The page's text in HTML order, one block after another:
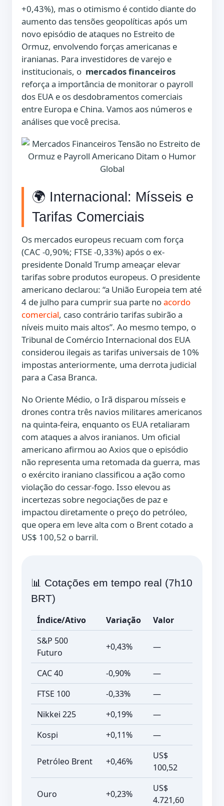
+0,43%), mas o otimismo é contido diante do
aumento das tensões geopolíticas após um
novo episódio de ataques no Estreito de
Ormuz, envolvendo forças americanas e
iranianas. Para investidores de varejo e
institucionais, o mercados financeiros
reforça a importância de monitorar o payroll
dos EUA e os desdobramentos comerciais
entre Europa e China. Vamos aos números e
análises que você precisa.
🌍 Internacional: Mísseis e
Tarifas Comerciais
Os mercados europeus recuam com força
(CAC -0,90%; FTSE -0,33%) após o ex-
presidente Donald Trump ameaçar elevar
tarifas sobre produtos europeus. O presidente
americano declarou: “a União Europeia tem até
4 de julho para cumprir sua parte noacordo
comercial, caso contrário tarifas subirão a
níveis muito mais altos”. Ao mesmo tempo, o
Tribunal de Comércio Internacional dos EUA
considerou ilegais as tarifas universais de 10%
impostas anteriormente, uma derrota judicial
para a Casa Branca.
No Oriente Médio, o Irã disparou mísseis e
drones contra três navios militares americanos
na quinta-feira, enquanto os EUA retaliaram
com ataques a alvos iranianos. Um oficial
americano afirmou ao Axios que o episódio
não representa uma retomada da guerra, mas
o exército iraniano classificou a ação como
violação do cessar-fogo. Isso elevou as
incertezas sobre negociações de paz e
impactou diretamente o preço do petróleo,
que opera em leve alta com o Brent cotado a
US$ 100,52 o barril.
📊 Cotações em tempo real (7h10
BRT)
Índice/Ativo Variação
Valor
S&P 500
Futuro
+0,43% —
CAC 40 -0,90%
—
FTSE 100
-0,33%
—
Nikkei 225
+0,19%
—
Kospi
+0,11% —
Petróleo Brent +0,46%
US$
100,52
Ouro +0,23%
US$
4.721,60